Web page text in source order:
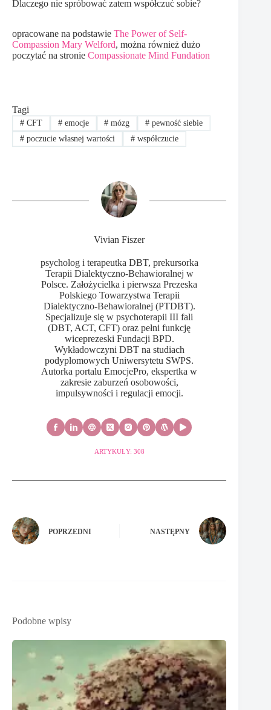
Dlaczego nie spróbować zatem współczuć sobie?
opracowane na podstawie The Power of Self-
Compassion Mary Welford, można również dużo
poczytać na stronie Compassionate Mind Fundation
Tagi
#CFT #emocje # mózg # pewność siebie
#poczucie własnej wartości #współczucie
Vivian Fiszer
psycholog i terapeutka DBT, prekursorka
Terapii Dialektyczno-Behawioralnej w
Polsce. Założycielka i pierwsza Prezeska
Polskiego Towarzystwa Terapii
Dialektyczno-Behawioralnej (PTDBT).
Specjalizuje się w psychoterapii III fali
(DBT, ACT, CFT) oraz pełni funkcję
wiceprezeski Fundacji BPD.
Wykładowczyni DBT na studiach
podyplomowych Uniwersytetu SWPS.
Autorka portalu EmocjePro, ekspertka w
zakresie zaburzeń osobowości,
impulsywności i regulacji emocji.
ARTYKUŁY: 308
POPRZEDNI NASTĘPNY
Podobne wpisy